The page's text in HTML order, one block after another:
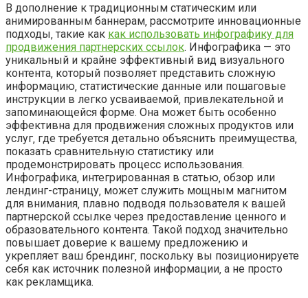
В дополнение к традиционным статическим или
анимированным баннерам‚ рассмотрите инновационные
подходы‚ такие как как использовать инфографику для
продвижения партнерских ссылок. Инфографика — это
уникальный и крайне эффективный вид визуального
контента‚ который позволяет представить сложную
информацию‚ статистические данные или пошаговые
инструкции в легко усваиваемой‚ привлекательной и
запоминающейся форме. Она может быть особенно
эффективна для продвижения сложных продуктов или
услуг‚ где требуется детально объяснить преимущества‚
показать сравнительную статистику или
продемонстрировать процесс использования.
Инфографика‚ интегрированная в статью‚ обзор или
лендинг-страницу‚ может служить мощным магнитом
для внимания‚ плавно подводя пользователя к вашей
партнерской ссылке через предоставление ценного и
образовательного контента. Такой подход значительно
повышает доверие к вашему предложению и
укрепляет ваш брендинг‚ поскольку вы позиционируете
себя как источник полезной информации‚ а не просто
как рекламщика.